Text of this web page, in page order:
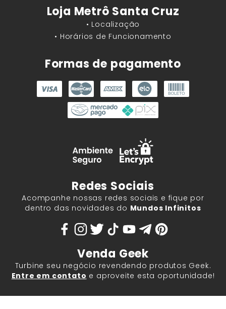
Loja Metrô Santa Cruz
• Localização
• Horários de Funcionamento
Formas de pagamento
Redes Sociais
Acompanhe nossas redes sociais e fique por
dentro das novidades do Mundos Infinitos
Venda Geek
Turbine seu negócio revendendo produtos Geek.
Entre em contato e aproveite esta oportunidade!